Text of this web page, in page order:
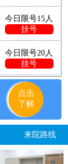
今日限号15人
挂号
今日限号20人
挂号
点击
了解
来院路线